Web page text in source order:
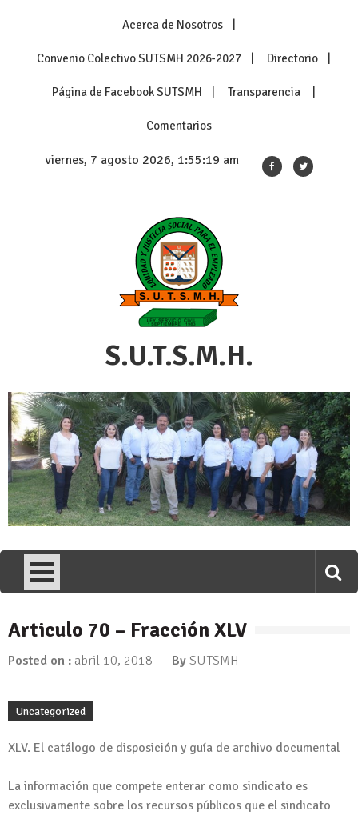
Acerca de Nosotros
Convenio Colectivo SUTSMH 2026-2027 Directorio
Página de Facebook SUTSMH Transparencia
Comentarios
viernes, 7 agosto 2026, 1:55:19 am
S.U.T.S.M.H.
Articulo 70 – Fracción XLV
Posted on : abril 10, 2018 By SUTSMH
Uncategorized
XLV. El catálogo de disposición y guía de archivo documental
La información que compete enterar como sindicato es
exclusivamente sobre los recursos públicos que el sindicato